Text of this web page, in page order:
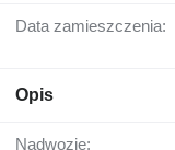
Data zamieszczenia:
Opis
Nadwozie: